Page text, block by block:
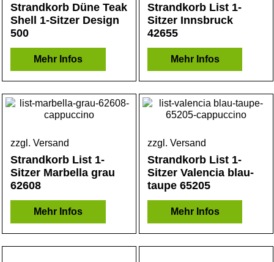
Strandkorb Düne Teak
Shell 1-Sitzer Design
500
Mehr Infos
Strandkorb List 1-
Sitzer Innsbruck
42655
Mehr Infos
zzgl. Versand
Strandkorb List 1-
Sitzer Marbella grau
62608
Mehr Infos
zzgl. Versand
Strandkorb List 1-
Sitzer Valencia blau-
taupe 65205
Mehr Infos